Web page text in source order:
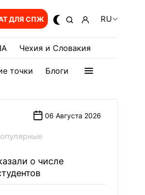
ДЛЯ СПЖ RU
Чехия и Словакия
точки Блоги
06 Августа 2026
о числе